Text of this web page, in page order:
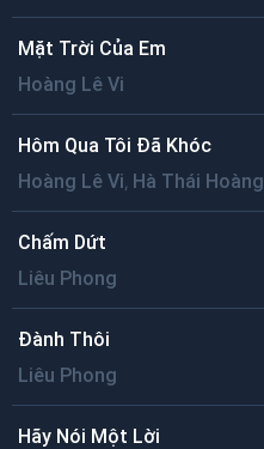
Mặt Trời Của Em
Hoàng Lê Vi
Hôm Qua Tôi Đã Khóc
Hoàng Lê Vi, Hà Thái Hoàng
Chấm Dứt
Liêu Phong
Đành Thôi
Liêu Phong
Hãy Nói Một Lời